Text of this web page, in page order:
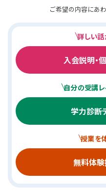
ご希望の内容にあ
詳しい話
入会説明・
自分の受講レ
学力診断
授業を
無料体